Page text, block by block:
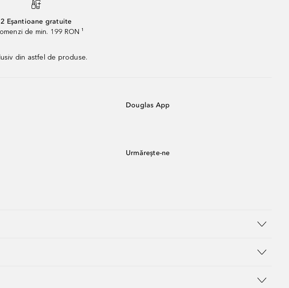
2 Eșantioane gratuite
de min. 199 RON ¹
din astfel de produse.
Douglas App
Urmărește-ne